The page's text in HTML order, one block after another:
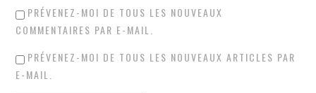
PRÉVENEZ-MOI DE TOUS LES NOUVEAUX
COMMENTAIRES PAR E-MAIL.
PRÉVENEZ-MOI DE TOUS LES NOUVEAUX ARTICLES PAR
E-MAIL.